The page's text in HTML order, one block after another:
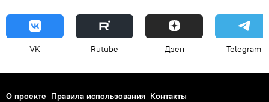
VK Rutube Дзен Telegram
О проекте Правила использования Контакты